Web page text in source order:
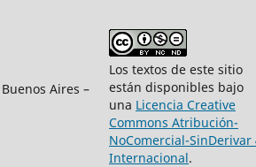
Aires –
Los textos de este sitio
están disponibles bajo
una Licencia Creative
Commons Atribución-
NoComercial-SinDerivar
Internacional.